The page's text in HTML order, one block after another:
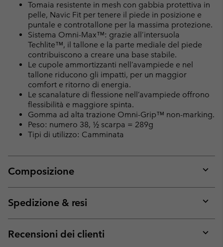
Tomaia resistente in mesh con gabbia protettiva in
pelle, Navic Fit per tenere il piede in posizione e
puntale e controtallone per la massima protezione.
Sistema Omni-Max™: grazie all’intersuola
Techlite™, il tallone e la parte mediale del piede
contribuiscono a creare una base stabile.
Le cupole ammortizzanti nell’avampiede e nel
tallone riducono gli impatti, per un maggior
comfort e ritorno di energia.
Le scanalature di flessione nell’avampiede offrono
flessibilità e maggiore spinta.
Gomma ad alta trazione Omni-Grip™ non-marking.
Peso: numero 38, ½ scarpa = 289g
Tipi di utilizzo: Camminata
Composizione
or
Spedizione & resi
or
Recensioni dei clienti